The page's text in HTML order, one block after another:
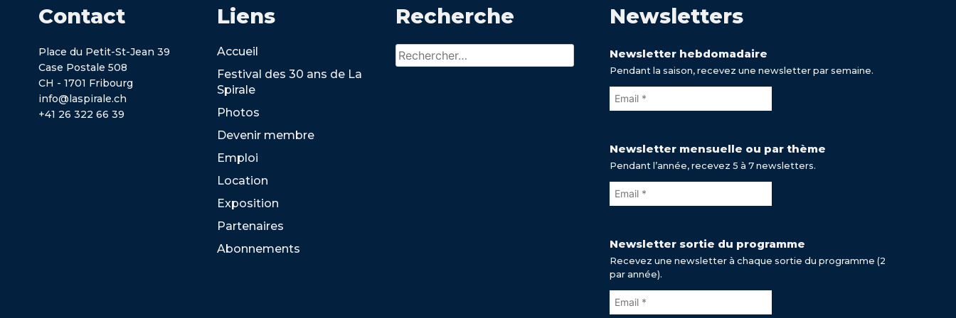
Contact
Place du Petit-St-Jean 39
Case Postale 508
CH - 1701 Fribourg
info@laspirale.ch
+41 26 322 66 39
Liens
Accueil
Festival des 30 ans de La
Spirale
Photos
Devenir membre
Emploi
Location
Exposition
Partenaires
Abonnements
Recherche
Rechercher :
Newsletters
Newsletter hebdomadaire
Pendant la saison, recevez une newsletter par semaine.
Newsletter mensuelle ou par thème
Pendant l’année, recevez 5 à 7 newsletters.
Newsletter sortie du programme
Recevez une newsletter à chaque sortie du programme (2
par année).